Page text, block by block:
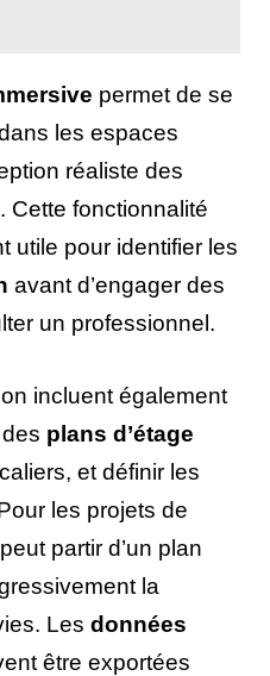
permet de se
les espaces
réaliste des
Cette fonctionnalité
utile pour identifier les
avant d’engager des
un professionnel.
incluent également
plans d’étage
et définir les
les projets de
partir d’un plan
la
Les données
être exportées